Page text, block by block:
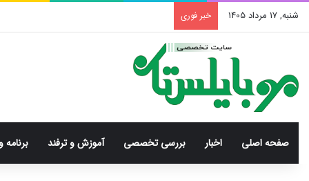
شنبه, 17 مرداد 1405 خبر فوری
صفحه اصلی اخبار بررسی‌ تخصصی آموزش و ترفند برنامه